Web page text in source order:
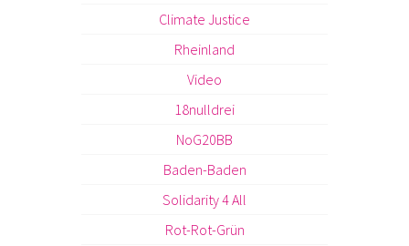
Climate Justice
Rheinland
Video
18nulldrei
NoG20BB
Baden-Baden
Solidarity 4 All
Rot-Rot-Grün